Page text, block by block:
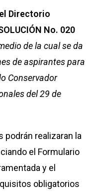
Directorio
No. 020
de la cual se da
de aspirantes para
Conservador
del 29 de
podrán realizaran la
el Formulario
y el
obligatorios